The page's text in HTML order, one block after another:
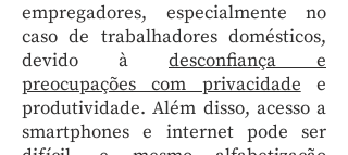
empregadores, especialmente no
caso de trabalhadores domésticos,
devido à desconfiança e
preocupações com privacidade e
produtividade. Além disso, acesso a
smartphones e internet pode ser